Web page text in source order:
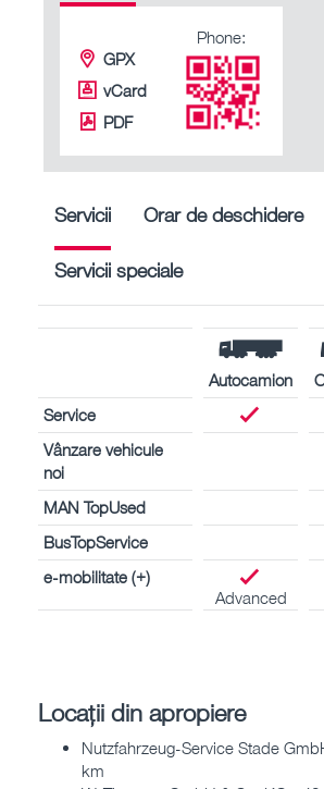
GPX
vCard
PDF
Phone:
Servicii Orar de deschidere
Servicii speciale
Autocamion
Service
Vânzare vehicule
noi
MAN TopUsed
BusTopService
e-mobilitate (+)
Advanced
Locații din apropiere
Nutzfahrzeug-Service Stade
km